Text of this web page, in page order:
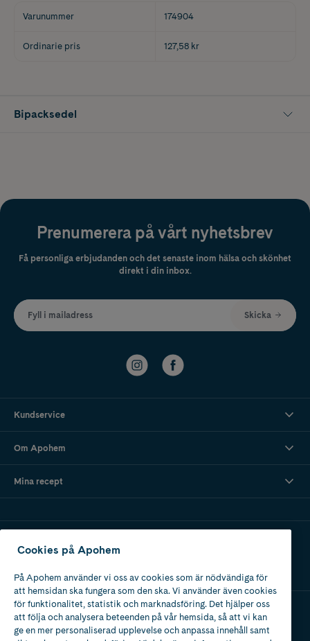
Varunummer 174904
Ordinarie pris 127,58 kr
Bipacksedel
Prenumerera på vårt nyhetsbrev
Få personliga erbjudanden och det senaste inom hälsa och skönhet
direkt i din inbox.
Fyll i mailadress Skicka
Kundservice
Om Apohem
Mina recept
Apotek med tillstånd
av Läkemedelsverket
Cookies på Apohem
På Apohem använder vi oss av cookies som är nödvändiga för
att hemsidan ska fungera som den ska. Vi använder även cookies
för funktionalitet, statistik och marknadsföring. Det hjälper oss
att följa och analysera beteenden på vår hemsida, så att vi kan
ge en mer personaliserad upplevelse och anpassa innehåll samt